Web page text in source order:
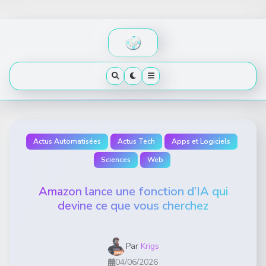
Actus Automatisées Actus Tech
Apps et Logiciels
Sciences
Web
Amazon lance une fonction d’IA qui
devine ce que vous cherchez
Par Krigs
04/06/2026